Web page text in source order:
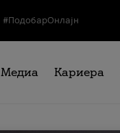
#ПодобарОнлајн
Медиа Кариера